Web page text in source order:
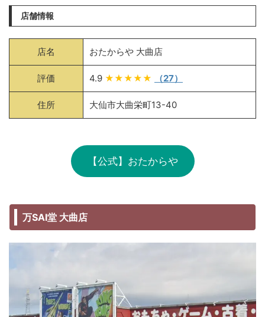
店舗情報
店名 おたからや 大曲店
評価 4.9 ★★★★★ （27）
住所 大仙市大曲栄町13-40
【公式】おたからや
万SAI堂 大曲店